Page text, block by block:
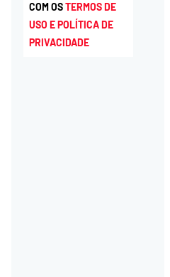
COM OSTERMOS DE
USO E POLÍTICA DE
PRIVACIDADE